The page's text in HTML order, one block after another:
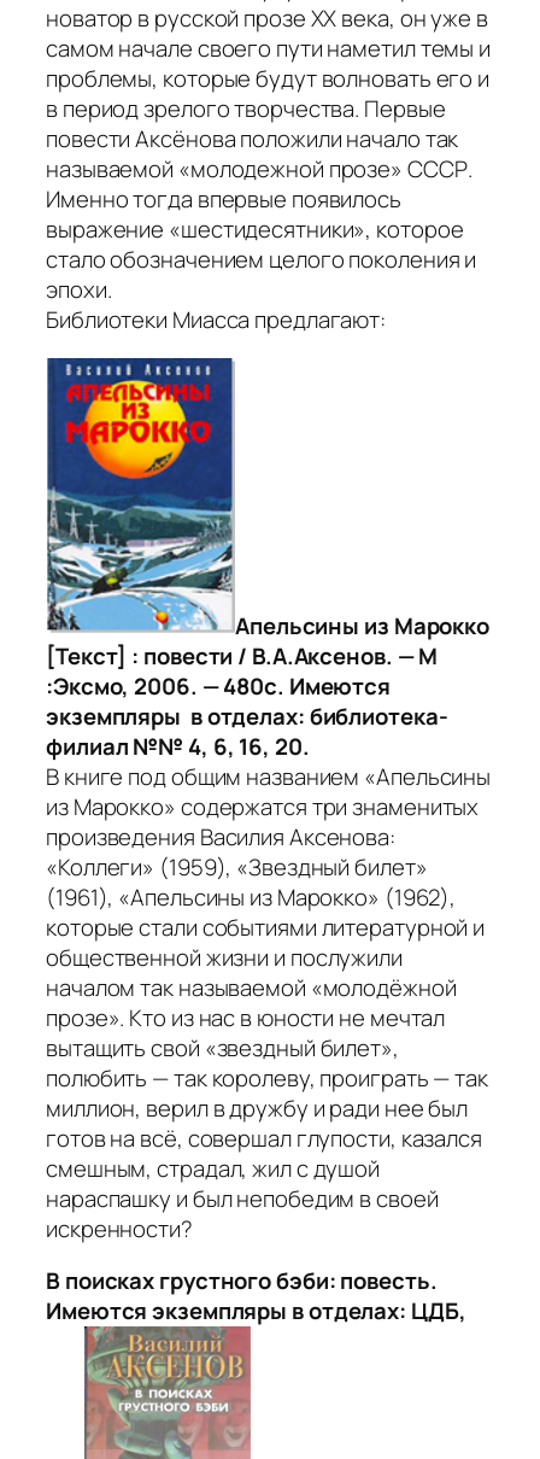
новатор в русской прозе XX века, он уже в
самом начале своего пути наметил темы и
проблемы, которые будут волновать его и
в период зрелого творчества. Первые
повести Аксёнова положили начало так
называемой «молодежной прозе» СССР.
Именно тогда впервые появилось
выражение «шестидесятники», которое
стало обозначением целого поколения и
эпохи.
Библиотеки Миасса предлагают:
Апельсины из Марокко
[Текст] : повести / В.А.Аксенов. — М
:Эксмо, 2006. — 480с. Имеются
экземпляры в отделах: библиотека-
филиал №№ 4, 6, 16, 20.
В книге под общим названием «Апельсины
из Марокко» содержатся три знаменитых
произведения Василия Аксенова:
«Коллеги» (1959), «Звездный билет»
(1961), «Апельсины из Марокко» (1962),
которые стали событиями литературной и
общественной жизни и послужили
началом так называемой «молодёжной
прозе». Кто из нас в юности не мечтал
вытащить свой «звездный билет»,
полюбить — так королеву, проиграть — так
миллион, верил в дружбу и ради нее был
готов на всё, совершал глупости, казался
смешным, страдал, жил с душой
нараспашку и был непобедим в своей
искренности?
В поисках грустного бэби: повесть.
Имеются экземпляры в отделах: ЦДБ,